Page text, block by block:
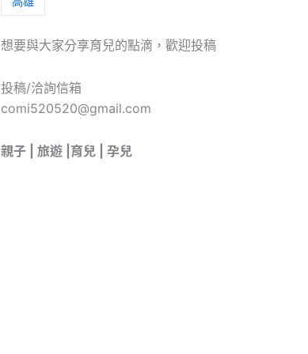
想要與大家分享育兒的點滴，歡迎投稿
投稿/洽詢信箱
comi520520@gmail.com
親子 | 旅遊 |育兒 | 孕兒